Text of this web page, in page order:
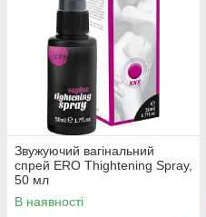
Звужуючий вагінальний
спрей ERO Thightening Spray,
50 мл
В наявності